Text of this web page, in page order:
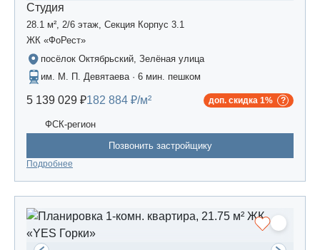
Студия
28.1 м², 2/6 этаж, Секция Корпус 3.1
ЖК «ФоРест»
посёлок Октябрьский, Зелёная улица
им. М. П. Девятаева · 6 мин. пешком
5 139 029 ₽182 884 ₽/м² доп. скидка 1%
ФСК-регион
Позвонить застройщику
Подробнее